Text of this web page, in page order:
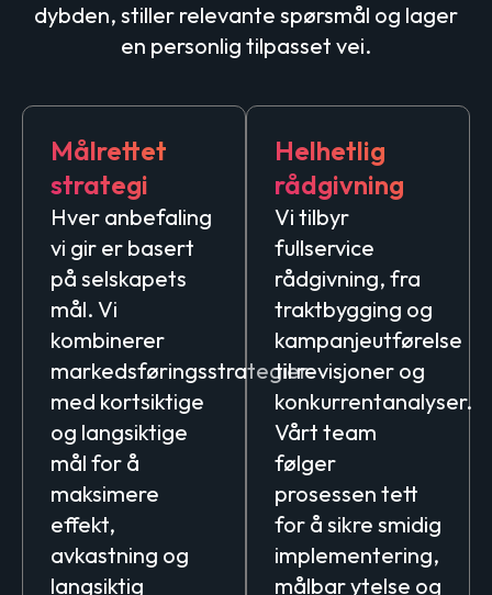
dybden, stiller relevante spørsmål og lager
en personlig tilpasset vei.
Målrettet
strategi
Hver anbefaling
vi gir er basert
på selskapets
mål. Vi
kombinerer
markedsføringsstrategier
med kortsiktige
og langsiktige
mål for å
maksimere
effekt,
avkastning og
langsiktig
Helhetlig
rådgivning
Vi tilbyr
fullservice
rådgivning, fra
traktbygging og
kampanjeutførelse
til revisjoner og
konkurrentanalyser.
Vårt team
følger
prosessen tett
for å sikre smidig
implementering,
målbar ytelse og